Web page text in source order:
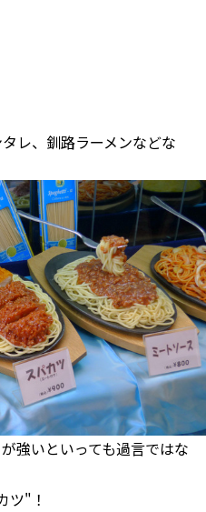
レ、釧路ラーメンなどな
強いといっても過言ではな
ツ"！